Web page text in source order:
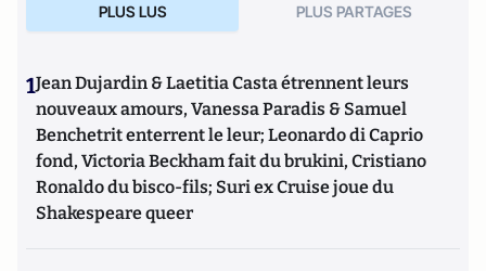
PLUS LUS PLUS PARTAGES
1Jean Dujardin & Laetitia Casta étrennent leurs
nouveaux amours, Vanessa Paradis & Samuel
Benchetrit enterrent le leur; Leonardo di Caprio
fond, Victoria Beckham fait du brukini, Cristiano
Ronaldo du bisco-fils; Suri ex Cruise joue du
Shakespeare queer